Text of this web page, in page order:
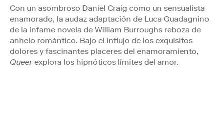
Con un asombroso Daniel Craig como un sensualista
enamorado, la audaz adaptación de Luca Guadagnino
de la infame novela de William Burroughs reboza de
anhelo romántico. Bajo el influjo de los exquisitos
dolores y fascinantes placeres del enamoramiento,
Queerexplora los hipnóticos límites del amor.